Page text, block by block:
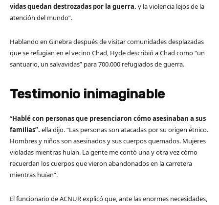
vidas quedan destrozadas por la guerra. y la violencia lejos de la
atención del mundo”.
Hablando en Ginebra después de visitar comunidades desplazadas
que se refugian en el vecino Chad, Hyde describió a Chad como “un
santuario, un salvavidas” para 700.000 refugiados de guerra.
Testimonio inimaginable
“Hablé con personas que presenciaron cómo asesinaban a sus
familias”. ella dijo. “Las personas son atacadas por su origen étnico.
Hombres y niños son asesinados y sus cuerpos quemados. Mujeres
violadas mientras huían. La gente me contó una y otra vez cómo
recuerdan los cuerpos que vieron abandonados en la carretera
mientras huían”.
El funcionario de ACNUR explicó que, ante las enormes necesidades,